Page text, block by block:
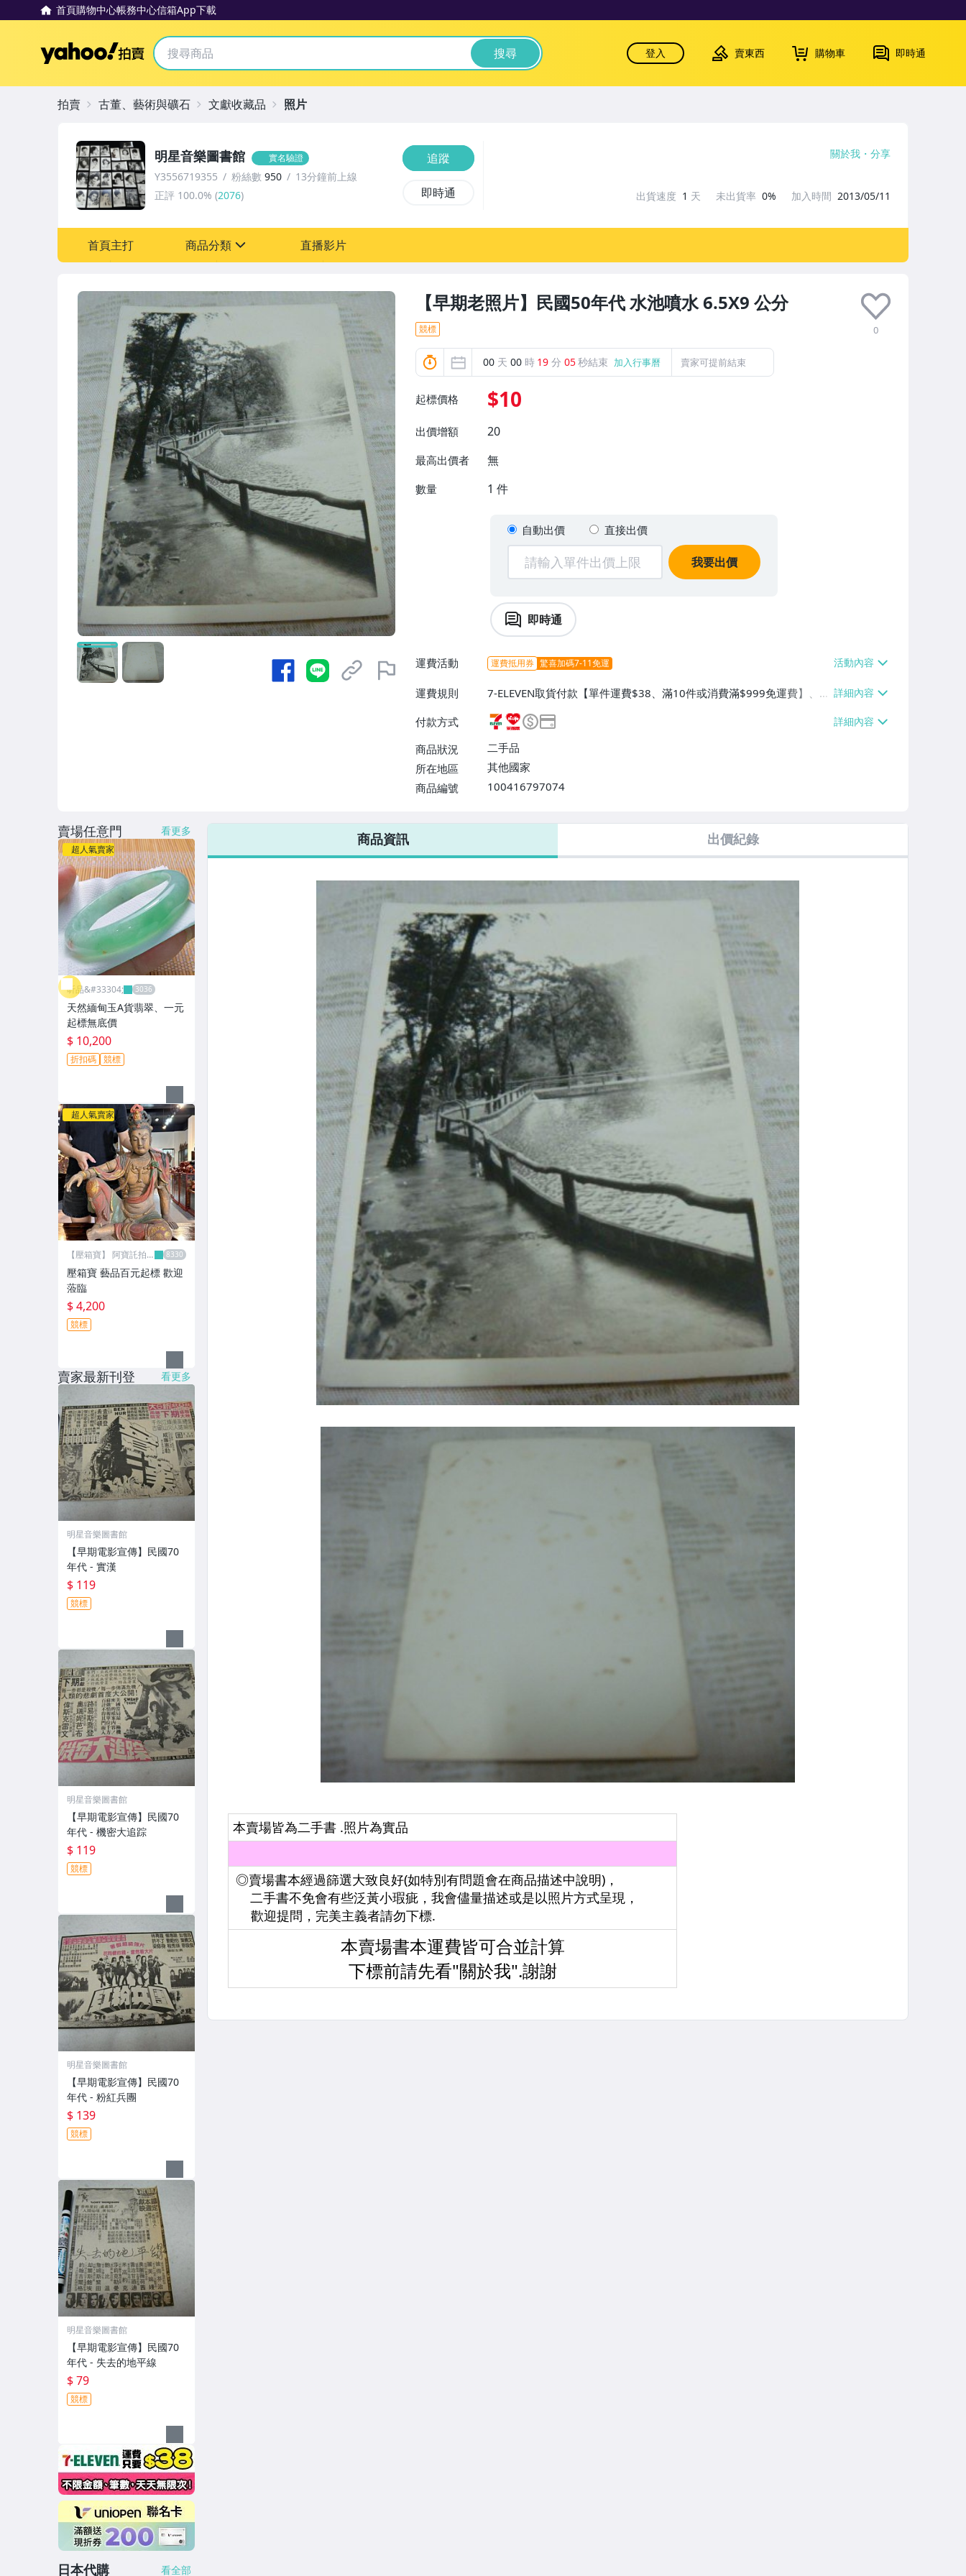
首頁購物中心帳務中心信箱App下載
Yahoo拍賣 搜尋 登入 賣東西 購物車 即時通
【早期老照片】民國50年代 水池噴水 6.5X9 公分
0
競標
00 天 00 時 19 分 03秒結束 加入行事曆 賣家可提前結束
起標價格 $10
出價增額 20
最高出價者 無
數量 1 件
自動出價 直接出價
我要出價
即時通
運費活動 運費抵用券 驚喜加碼7-11免運
運費規則
7-ELEVEN取貨付款【單件運費$38、滿10件或消費滿$999免運費】、萊
爾富取貨付款【單件運費$60、滿10件或消費滿$999免運費】、郵局掛
號【單件運費$60、滿10件或消費滿$999免運費】
付款方式
商品狀況
二手品
所在地區
其他國家
商品編號
100416797074
7-ELEVEN 運費只要38元
明星音樂圖書館 實名驗證
Y3556719355 粉絲數 950
13分鐘前上線
正評 100.0% (2076)
追蹤
即時通
關於我 分享
出貨速度 1 天 未出貨率 0% 加入時間 2013/05/11
首頁主打 商品分類
成人專區
古董、藝術與礦石
玩具、模型與公仔
居家、家具與園藝
偶像、球員卡與郵幣
家電與影音視聽
電玩遊戲與主機
運動、戶外與休閒
直播影片
拍賣 古董、藝術與礦石 文獻收藏品 照片
商品資訊 出價紀錄
賣場任意門 看更多
超人氣賣家
昕品&#33304;
天然緬甸玉A貨翡翠、一元
起標無底價
$ 10,200
折扣碼 競標
超人氣賣家
【壓箱寶】 阿寶託拍
壓箱寶 藝品百元起標 歡迎
蒞臨
$ 4,200
競標
賣家最新刊登 看更多
明星音樂圖書館
【早期電影宣傳】民國70
年代 - 實漢
$ 119
競標
明星音樂圖書館
【早期電影宣傳】民國70
年代 - 機密大追踪
$ 119
競標
明星音樂圖書館
【早期電影宣傳】民國70
年代 - 粉紅兵團
$ 139
競標
明星音樂圖書館
【早期電影宣傳】民國70
年代 - 失去的地平線
$ 79
競標
日本代購 看全部